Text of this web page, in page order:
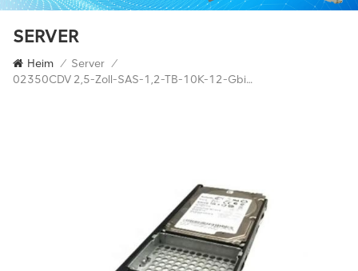
SERVER
Heim / Server /
02350CDV 2,5-Zoll-SAS-1,2-TB-10K-12-Gbit/s-Serverfestplatte